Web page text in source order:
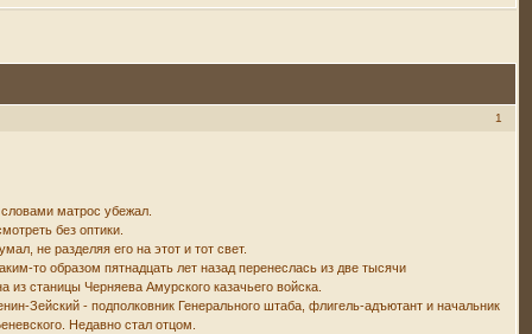
1
матрос убежал.
без оптики.
не разделяя его на этот и тот свет.
то образом пятнадцать лет назад перенеслась из две тысячи
станицы Черняева Амурского казачьего войска.
Зейский - подполковник Генерального штаба, флигель-адъютант и начальник
Недавно стал отцом.